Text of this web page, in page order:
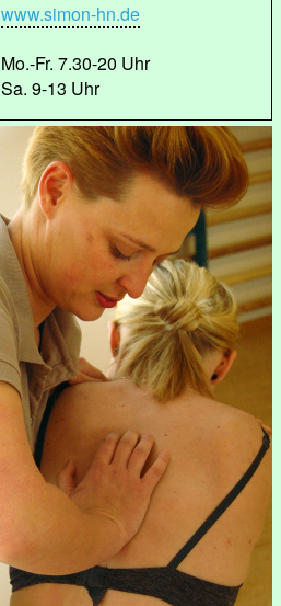
www.simon-hn.de
Mo.-Fr. 7.30-20 Uhr
Sa. 9-13 Uhr